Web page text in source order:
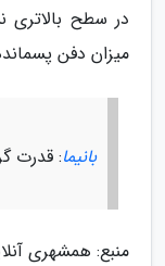
در سطح بالاتری
میزان دفن
بانیما: قدرت
منبع: همشهری